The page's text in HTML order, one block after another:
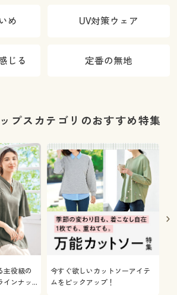
め UV対策ウェア
じる 定番の無地
プスカテゴリのおすすめ特集
主役級の
インナッ
今すぐ欲しいカットソーアイテ
ムをピックアップ！